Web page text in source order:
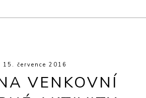
15. července 2016
VENKOVNÍ